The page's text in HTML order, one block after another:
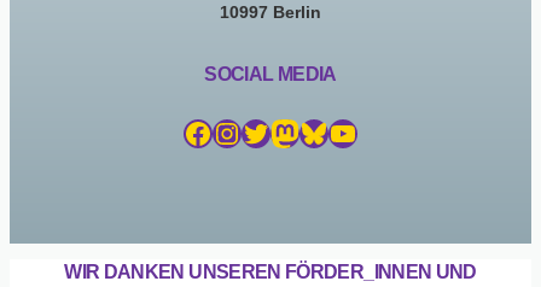
10997 Berlin
SOCIAL MEDIA
Facebook InstagramTwitter Mastodon Bluesky YouTube
WIR DANKEN UNSEREN FÖRDER_INNEN UND